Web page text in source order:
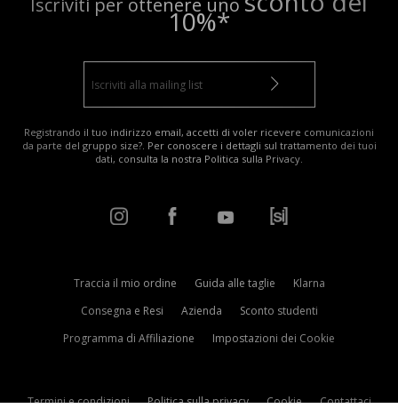
Iscriviti per ottenere uno
10%*
Registrando il tuo indirizzo email, accetti di voler ricevere comunicazioni
da parte del gruppo size?. Per conoscere i dettagli sul trattamento dei tuoi
dati, consulta la nostra Politica sulla Privacy.
Traccia il mio ordine Guida alle taglie
Klarna
Consegna e Resi
Azienda
Sconto studenti
Programma di Affiliazione
Impostazioni dei Cookie
Termini e condizioni Politica sulla privacy Cookie Contattaci